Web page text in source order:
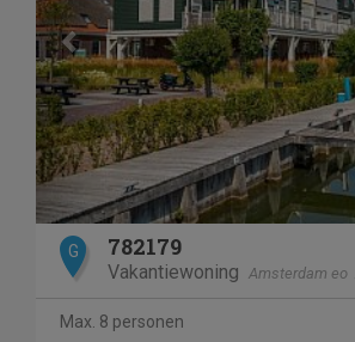
G 782179
Vakantiewoning Amsterdam eo
Max. 8 personen